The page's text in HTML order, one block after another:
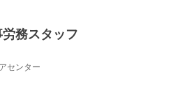
務スタッフ
センター